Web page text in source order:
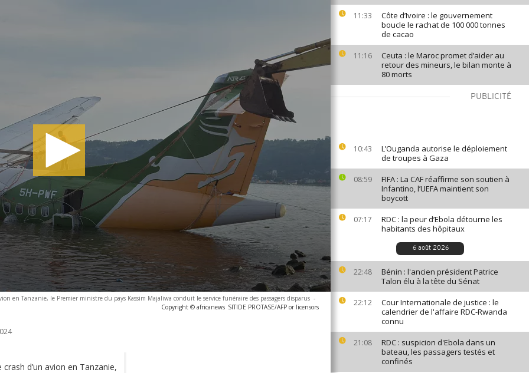
11:33
Côte d’Ivoire : le gouvernement
boucle le rachat de 100 000 tonnes
de cacao
11:16
Ceuta : le Maroc promet d’aider au
retour des mineurs, le bilan monte à
80 morts
PUBLICITÉ
10:43
L’Ouganda autorise le déploiement
de troupes à Gaza
08:59
FIFA : La CAF réaffirme son soutien à
Infantino, l’UEFA maintient son
boycott
07:17
RDC : la peur d’Ebola détourne les
habitants des hôpitaux
6 août 2026
22:48
Bénin : l'ancien président Patrice
Talon élu à la tête du Sénat
22:12
Cour Internationale de justice : le
calendrier de l'affaire RDC-Rwanda
connu
21:08
RDC : suspicion d'Ebola dans un
bateau, les passagers testés et
confinés
en Tanzanie, le Premier ministre du pays Kassim Majaliwa conduit le service funéraire des passagers disparus -
Copyright © africanews SITIDE PROTASE/AFP or licensors
d’un avion en Tanzanie,